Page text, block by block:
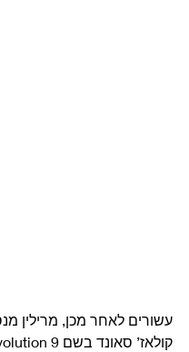
עשורים לאחר מכן, מרילין
קולאז’ סאונד בשם Revolution 9 כ-B סייד.